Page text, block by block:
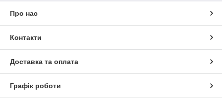
Про нас
Контакти
Доставка та оплата
Графік роботи